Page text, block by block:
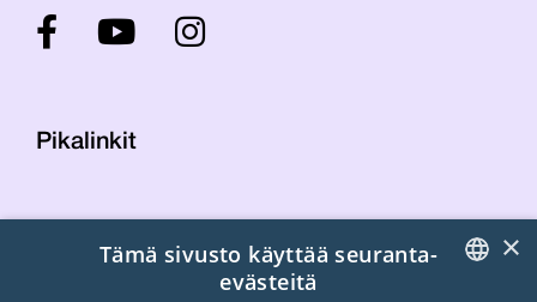
Pikalinkit
Laskutustiedot
×
Tämä sivusto käyttää seuranta-
evästeitä